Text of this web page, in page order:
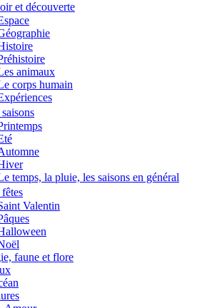
et découverte
animaux
corps humain
temps, la pluie, les saisons en général
Valentin
faune et flore